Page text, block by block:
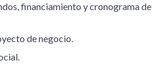
financiamiento y cronograma de
de negocio.